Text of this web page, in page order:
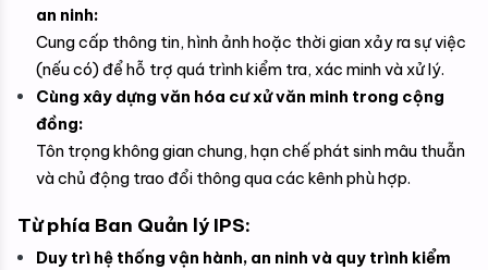
an ninh:
Cung cấp thông tin, hình ảnh hoặc thời gian xảy ra sự việc
(nếu có) để hỗ trợ quá trình kiểm tra, xác minh và xử lý.
Cùng xây dựng văn hóa cư xử văn minh trong cộng
đồng:
Tôn trọng không gian chung, hạn chế phát sinh mâu thuẫn
và chủ động trao đổi thông qua các kênh phù hợp.
Từ phía Ban Quản lý IPS:
Duy trì hệ thống vận hành, an ninh và quy trình kiểm